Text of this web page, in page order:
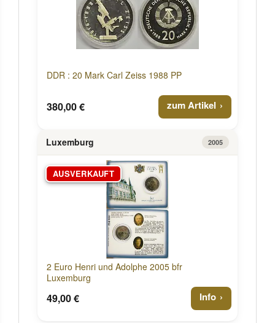
DDR : 20 Mark Carl Zeiss 1988 PP
380,00 € zum Artikel
Luxemburg 2005
AUSVERKAUFT
2 Euro Henri und Adolphe 2005 bfr
Luxemburg
49,00 € Info